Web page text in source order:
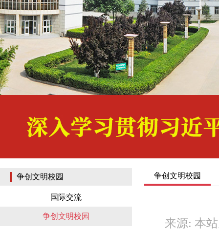
争创文明校园
国际交流
争创文明校园
争创文明校园
来源: 本